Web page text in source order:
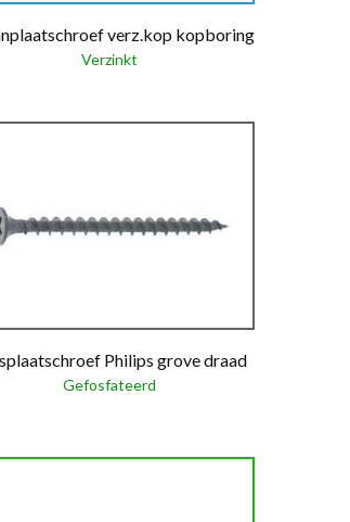
verz.kop kopboring
Verzinkt
Philips grove draad
Gefosfateerd